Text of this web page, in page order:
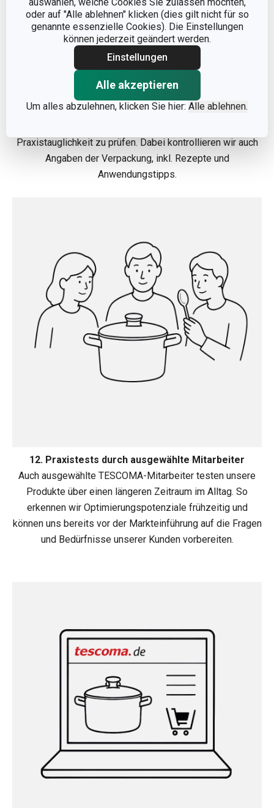
oder auf "Alle ablehnen" klicken (dies gilt nicht für so
genannte essenzielle Cookies). Die Einstellungen
können jederzeit geändert werden.
Einstellungen
Alle akzeptieren
Um alles abzulehnen, klicken Sie hier: Alle ablehnen.
11. Praxistests in der Versuchsküche
Unter realen Bedingungen werden unsere Produkte beim
Praxistauglichkeit zu prüfen. Dabei kontrollieren wir auch
Angaben der Verpackung, inkl. Rezepte und
Anwendungstipps.
12. Praxistests durch ausgewählte Mitarbeiter
Auch ausgewählte TESCOMA-Mitarbeiter testen unsere
Produkte über einen längeren Zeitraum im Alltag. So
erkennen wir Optimierungspotenziale frühzeitig und
können uns bereits vor der Markteinführung auf die Fragen
und Bedürfnisse unserer Kunden vorbereiten.